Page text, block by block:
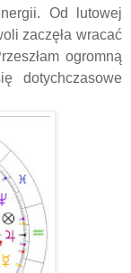
Od lutowej
zaczęła wracać
ogromną
dotychczasowe